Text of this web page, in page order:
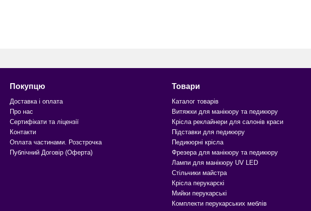
Покупцю
Доставка і оплата
Про нас
Сертифікати та ліцензії
Контакти
Оплата частинами. Розстрочка
Публічний Договір (Оферта)
Товари
Каталог товарів
Витяжки для манікюру та педикюру
Крісла реклайнери для салонів краси
Підставки для педикюру
Педикюрні крісла
Фрезера для манікюру та педикюру
Лампи для манікюру UV LED
Стільчики майстра
Крісла перукарскі
Мийки перукарські
Комплекти перукарських меблів